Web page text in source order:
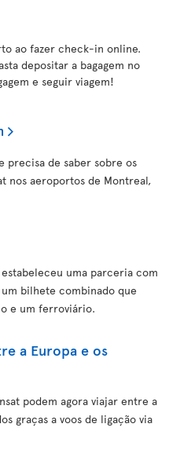
ao fazer check-in online.
depositar a bagagem no
e seguir viagem!
precisa de saber sobre os
nos aeroportos de Montreal,
uma parceria com
bilhete combinado que
e um ferroviário.
a Europa e os
podem agora viajar entre a
graças a voos de ligação via